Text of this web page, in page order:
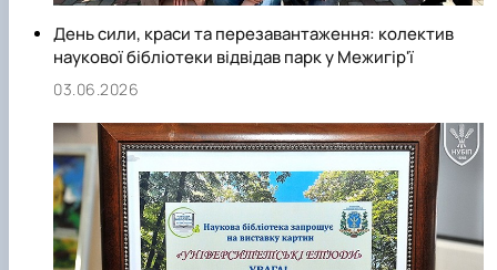
День сили, краси та перезавантаження: колектив
наукової бібліотеки відвідав парк у Межигір'ї
03.06.2026